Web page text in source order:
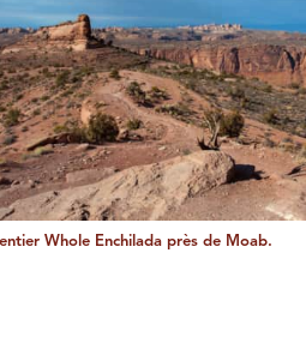
Whole Enchilada près de Moab.